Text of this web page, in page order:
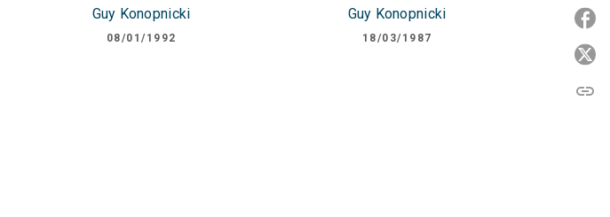
Guy Konopnicki
08/01/1992
Guy Konopnicki
18/03/1987
link